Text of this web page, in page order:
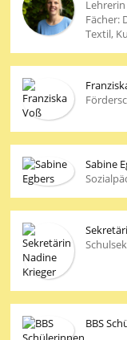
Lehrerin
Fächer:
Textil,
Sabine
BBS